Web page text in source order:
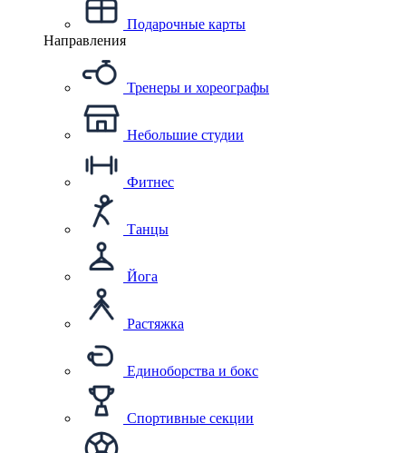
Подарочные карты
Направления
Тренеры и хореографы
Небольшие студии
Фитнес
Танцы
Йога
Растяжка
Единоборства и бокс
Спортивные секции